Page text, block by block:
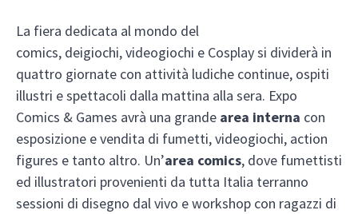
La fiera dedicata al mondo del
comics, deigiochi, videogiochi e Cosplay si dividerà in
quattro giornate con attività ludiche continue, ospiti
illustri e spettacoli dalla mattina alla sera. Expo
Comics & Games avrà una grande area interna con
esposizione e vendita di fumetti, videogiochi, action
figures e tanto altro. Un’area comics, dove fumettisti
ed illustratori provenienti da tutta Italia terranno
sessioni di disegno dal vivo e workshop con ragazzi di